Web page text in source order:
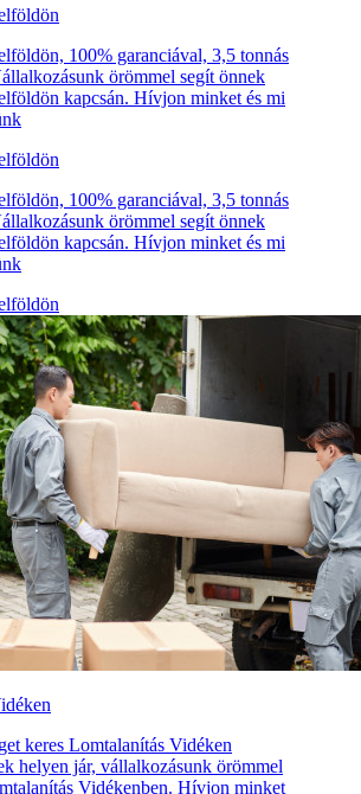
100% garanciával, 3,5 tonnás
örömmel segít önnek
kapcsán. Hívjon minket és mi
100% garanciával, 3,5 tonnás
örömmel segít önnek
kapcsán. Hívjon minket és mi
keres Lomtalanítás Vidéken
helyen jár, vállalkozásunk örömmel
Vidékenben. Hívjon minket